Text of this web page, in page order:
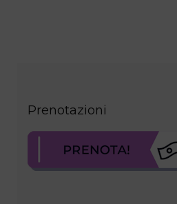
Prenotazioni